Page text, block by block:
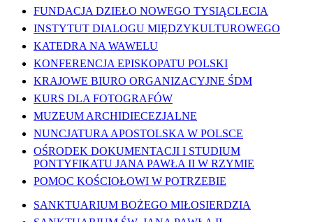
FUNDACJA DZIEŁO NOWEGO TYSIĄCLECIA
INSTYTUT DIALOGU MIĘDZYKULTUROWEGO
KATEDRA NA WAWELU
KONFERENCJA EPISKOPATU POLSKI
KRAJOWE BIURO ORGANIZACYJNE ŚDM
KURS DLA FOTOGRAFÓW
MUZEUM ARCHIDIECEZJALNE
NUNCJATURA APOSTOLSKA W POLSCE
OŚRODEK DOKUMENTACJI I STUDIUM
PONTYFIKATU JANA PAWŁA II W RZYMIE
POMOC KOŚCIOŁOWI W POTRZEBIE
SANKTUARIUM BOŻEGO MIŁOSIERDZIA